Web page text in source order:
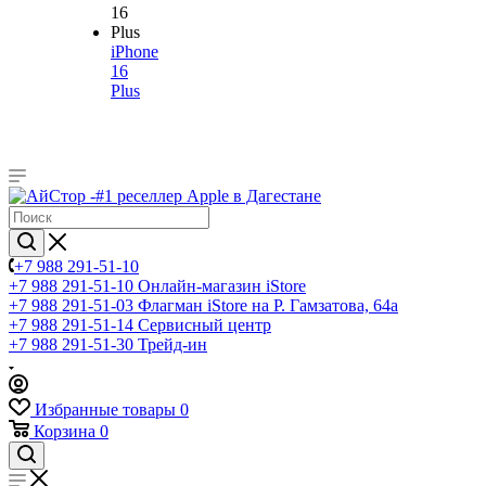
iPhone
16
Plus
+7 988 291-51-10
+7 988 291-51-10 Онлайн-магазин iStore
+7 988 291-51-03 Флагман iStore на Р. Гамзатова, 64а
+7 988 291-51-14 Сервисный центр
+7 988 291-51-30 Трейд-ин
Избранные товары 0
Корзина 0